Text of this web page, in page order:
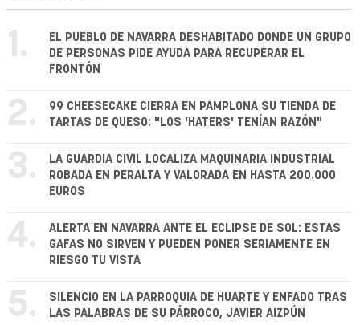
1.
EL PUEBLO DE NAVARRA DESHABITADO DONDE UN GRUPO
DE PERSONAS PIDE AYUDA PARA RECUPERAR EL
FRONTÓN
2.
99 CHEESECAKE CIERRA EN PAMPLONA SU TIENDA DE
TARTAS DE QUESO: "LOS 'HATERS' TENÍAN RAZÓN"
3.
LA GUARDIA CIVIL LOCALIZA MAQUINARIA INDUSTRIAL
ROBADA EN PERALTA Y VALORADA EN HASTA 200.000
EUROS
4.
ALERTA EN NAVARRA ANTE EL ECLIPSE DE SOL: ESTAS
GAFAS NO SIRVEN Y PUEDEN PONER SERIAMENTE EN
RIESGO TU VISTA
5.
SILENCIO EN LA PARROQUIA DE HUARTE Y ENFADO TRAS
LAS PALABRAS DE SU PÁRROCO, JAVIER AIZPÚN